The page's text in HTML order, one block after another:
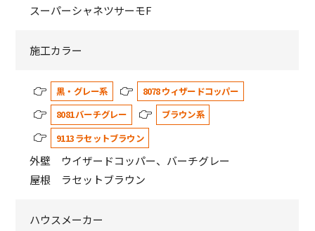
スーパーシャネツサーモF
施工カラー
黒・グレー系
8078 ウィザードコッパー
8081 バーチグレー
ブラウン系
9113 ラセットブラウン
外壁 ウイザードコッパー、バーチグレー
屋根 ラセットブラウン
ハウスメーカー